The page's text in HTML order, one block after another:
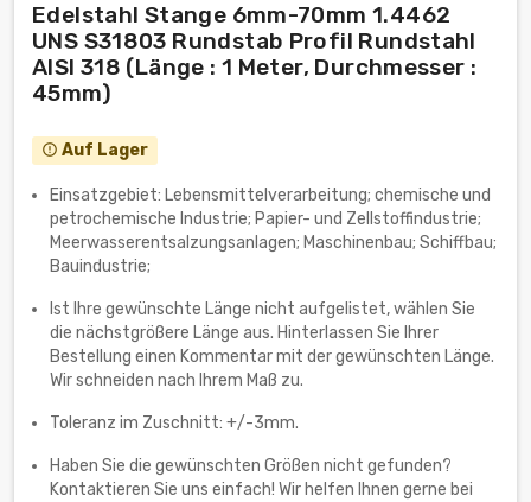
Edelstahl Stange 6mm-70mm 1.4462
UNS S31803 Rundstab Profil Rundstahl
AISI 318 (Länge : 1 Meter, Durchmesser :
45mm)
error_outline Auf Lager
Einsatzgebiet: Lebensmittelverarbeitung; chemische und
petrochemische Industrie; Papier- und Zellstoffindustrie;
Meerwasserentsalzungsanlagen; Maschinenbau; Schiffbau;
Bauindustrie;
Ist Ihre gewünschte Länge nicht aufgelistet, wählen Sie
die nächstgrößere Länge aus. Hinterlassen Sie Ihrer
Bestellung einen Kommentar mit der gewünschten Länge.
Wir schneiden nach Ihrem Maß zu.
Toleranz im Zuschnitt: +/-3mm.
Haben Sie die gewünschten Größen nicht gefunden?
Kontaktieren Sie uns einfach! Wir helfen Ihnen gerne bei